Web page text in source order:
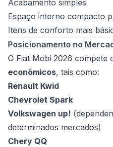
Acabamento simples
Espaço interno compacto
Itens de conforto mais
Posicionamento no
O Fiat Mobi 2026 compete
econômicos, tais como:
Renault Kwid
Chevrolet Spark
Volkswagen up!
determinados mercados)
Chery QQ